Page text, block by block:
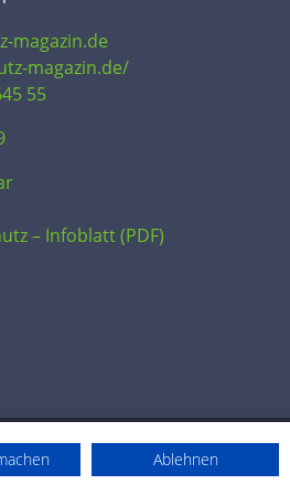
magazin.de
magazin.de/
55
– Infoblatt (PDF)
Ablehnen